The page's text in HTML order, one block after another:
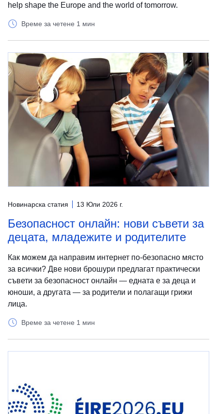
help shape the Europe and the world of tomorrow.
Време за четене 1 мин
Новинарска статия 13 Юли 2026 г.
Безопасност онлайн: нови съвети за
децата, младежите и родителите
Как можем да направим интернет по-безопасно място
за всички? Две нови брошури предлагат практически
съвети за безопасност онлайн — едната е за деца и
юноши, а другата — за родители и полагащи грижи
лица.
Време за четене 1 мин